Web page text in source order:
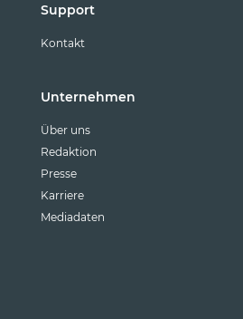
Support
Kontakt
Unternehmen
Über uns
Redaktion
Presse
Karriere
Mediadaten